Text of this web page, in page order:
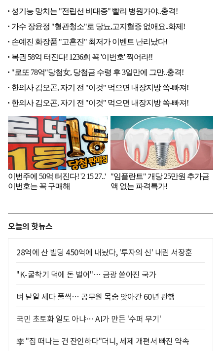
오늘의 핫뉴스
28억에 산 빌딩 450억에 내놨다, '투자의 신' 내린 서장훈
"K-굴착기 덕에 돈 벌어"… 금광 쏟아진 국가
벼 낱알 세다 풀썩… 공무원 목숨 앗아간 60년 관행
국민 초토화 일도 아냐… AI가 만든 '수퍼 무기'
李 "집 떠나는 건 잔인하다"더니, 세제 개편서 빠진 약속